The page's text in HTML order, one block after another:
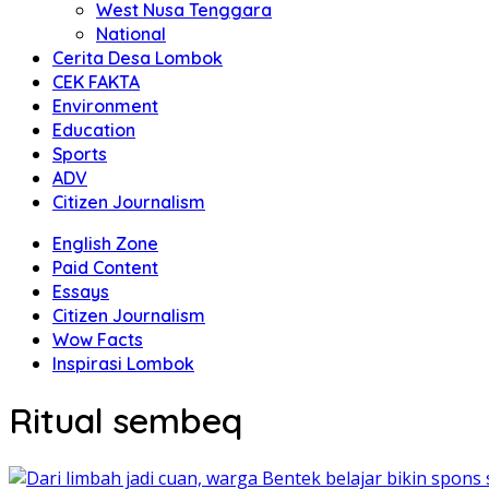
West Nusa Tenggara
National
Cerita Desa Lombok
CEK FAKTA
Environment
Education
Sports
ADV
Citizen Journalism
English Zone
Paid Content
Essays
Citizen Journalism
Wow Facts
Inspirasi Lombok
Ritual sembeq